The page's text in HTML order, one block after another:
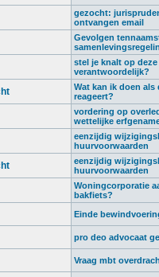
gezocht:
ontvangen email
Gevolgen
stel je knalt op
verantwoordelijk?
Wat kan ik doen
reageert?
vordering op
wettelijke
eenzijdig
huurvoorwaarden
eenzijdig
huurvoorwaarden
Woningcorporatie
bakfiets?
Einde
pro deo advocaat
Vraag mbt